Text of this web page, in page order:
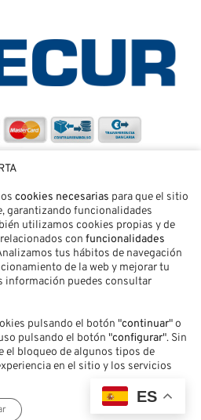
Aviso legal|Política de Privacidad|
| Contacto|Acceso Clientes
ES
cookies necesarias para que el sitio
garantizando funcionalidades
utilizamos cookies propias y de
con funcionalidades
tus hábitos de navegación
de la web y mejorar tu
información puedes consultar
pulsando el botón "continuar" o
pulsando el botón "configurar". Sin
el bloqueo de algunos tipos de
en el sitio y los servicios